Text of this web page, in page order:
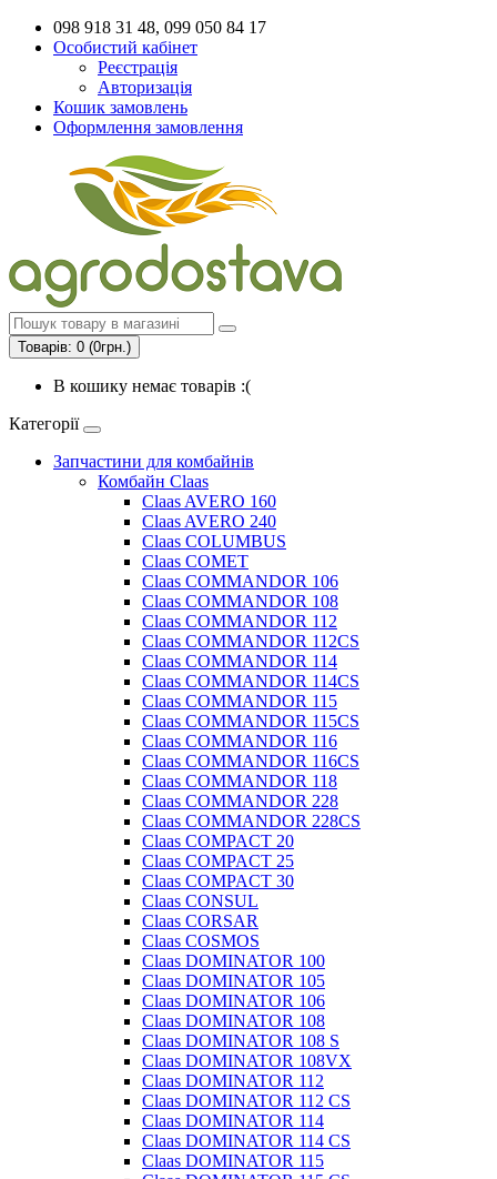
098 918 31 48, 099 050 84 17
Особистий кабінет
Реєстрація
Авторизація
Кошик замовлень
Оформлення замовлення
Товарів: 0 (0грн.)
В кошику немає товарів :(
Категорії
Запчастини для комбайнів
Комбайн Claas
Claas AVERO 160
Claas AVERO 240
Claas COLUMBUS
Claas COMET
Claas COMMANDOR 106
Claas COMMANDOR 108
Claas COMMANDOR 112
Claas COMMANDOR 112CS
Claas COMMANDOR 114
Claas COMMANDOR 114CS
Claas COMMANDOR 115
Claas COMMANDOR 115CS
Claas COMMANDOR 116
Claas COMMANDOR 116CS
Claas COMMANDOR 118
Claas COMMANDOR 228
Claas COMMANDOR 228CS
Claas COMPACT 20
Claas COMPACT 25
Claas COMPACT 30
Claas CONSUL
Claas CORSAR
Claas COSMOS
Claas DOMINATOR 100
Claas DOMINATOR 105
Claas DOMINATOR 106
Claas DOMINATOR 108
Claas DOMINATOR 108 S
Claas DOMINATOR 108VX
Claas DOMINATOR 112
Claas DOMINATOR 112 CS
Claas DOMINATOR 114
Claas DOMINATOR 114 CS
Claas DOMINATOR 115